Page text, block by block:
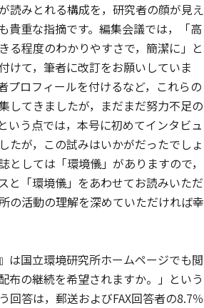
読みとれる構成を，研究者の顔が見え
貴重な指摘です。編集会議では，「高
る程度のわかりやすさで，簡潔に」と
けて，筆者に改訂をお願いしていま
プロフィールを付けるなど，これらの
してきましたが，まだまだ努力不足の
いう点では，本号に初めてインタビュ
たが，この試みはいかがだったでしょ
としては「環境儀」がありますので，
と「環境儀」をあわせてお読みいただ
の活動の理解を深めていただければ幸
は国立環境研究所ホームページでも閲
布の継続を希望されますか。」という
回答は，郵送およびFAX回答者の8.7％